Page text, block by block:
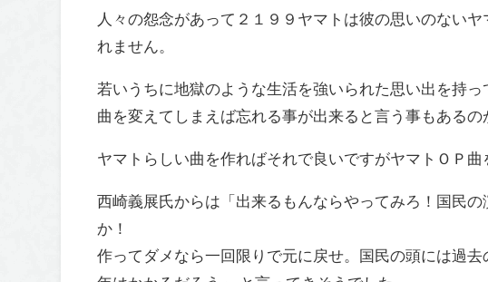
人々の怨念があって２１９９ヤマトは彼の思いのない
れません。
若いうちに地獄のような生活を強いられた思い出を持
曲を変えてしまえば忘れる事が出来ると言う事もあるの
ヤマトらしい曲を作ればそれで良いですがヤマトＯＰ曲
西崎義展氏からは「出来るもんならやってみろ！国民
か！
作ってダメなら一回限りで元に戻せ。国民の頭には過